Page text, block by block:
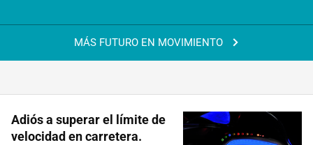
MÁS FUTURO EN MOVIMIENTO
Adiós a superar el límite de
velocidad en carretera.